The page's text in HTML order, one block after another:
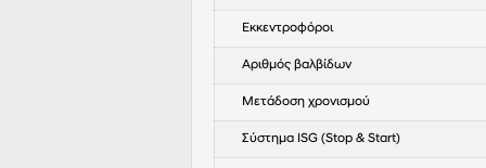
Εκκεντροφόροι
Αριθμός βαλβίδων
Μετάδοση χρονισμού
Σύστημα ISG (Stop & Start)